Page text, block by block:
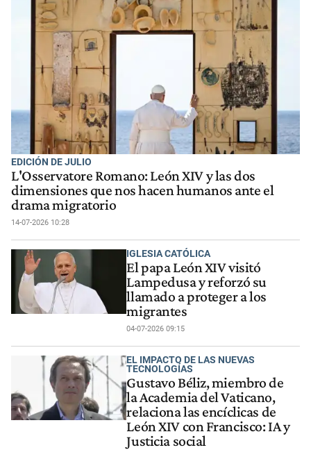
EDICIÓN DE JULIO
L'Osservatore Romano: León XIV y las dos
dimensiones que nos hacen humanos ante el
drama migratorio
14-07-2026 10:28
IGLESIA CATÓLICA
El papa León XIV visitó
Lampedusa y reforzó su
llamado a proteger a los
migrantes
04-07-2026 09:15
EL IMPACTO DE LAS NUEVAS
TECNOLOGÍAS
Gustavo Béliz, miembro de
la Academia del Vaticano,
relaciona las encíclicas de
León XIV con Francisco: IA y
Justicia social